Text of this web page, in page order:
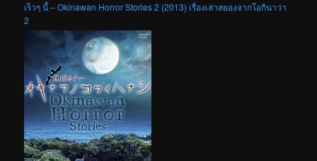
เร็วๆ นี้ – Okinawan Horror Stories 2 (2013) เรื่องเล่าสยองจากโอกินาว่า
2